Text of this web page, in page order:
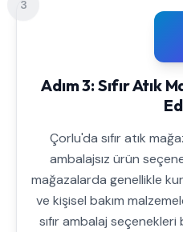
3
Adım 3: Sıfır Atık
Çorlu'da sıfır atık
ambalajsız ürün
mağazalarda genellikle
ve kişisel bakım
sıfır ambalaj